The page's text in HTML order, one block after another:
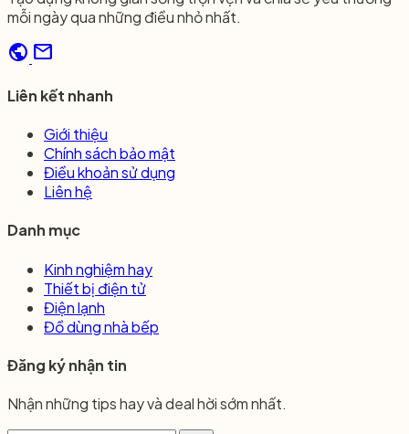
mỗi ngày qua những điều nhỏ nhất.
public mail
Liên kết nhanh
Giới thiệu
Chính sách bảo mật
Điều khoản sử dụng
Liên hệ
Danh mục
Kinh nghiệm hay
Thiết bị điện tử
Điện lạnh
Đồ dùng nhà bếp
Đăng ký nhận tin
Nhận những tips hay và deal hời sớm nhất.